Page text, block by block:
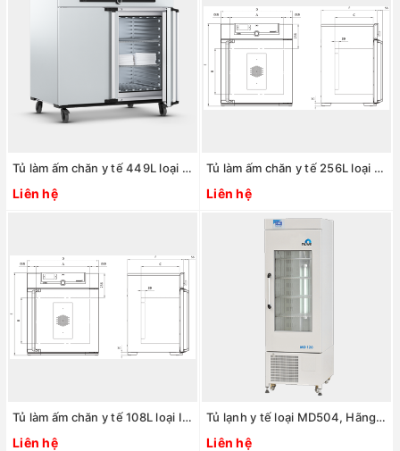
Tủ làm ấm chăn y tế 449L loại IF450bw, Hãng Memmert/Đức
Liên hệ
Tủ làm ấm chăn y tế 256L loại IF260bw, Hãng Memmert/Đức
Liên hệ
Tủ làm ấm chăn y tế 108L loại IF110bw, Hãng Memmert/Đức
Liên hệ
Tủ lạnh y tế loại MD504, Hãng Nuve/Thổ Nhĩ Kỳ
Liên hệ